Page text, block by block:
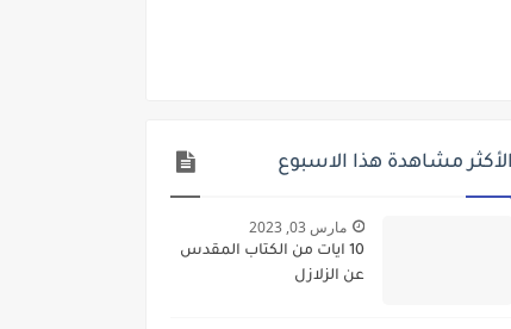
الأكثر مشاهدة هذا الاسبوع
مارس 03, 2023
10 ايات من الكتاب المقدس
عن الزلازل